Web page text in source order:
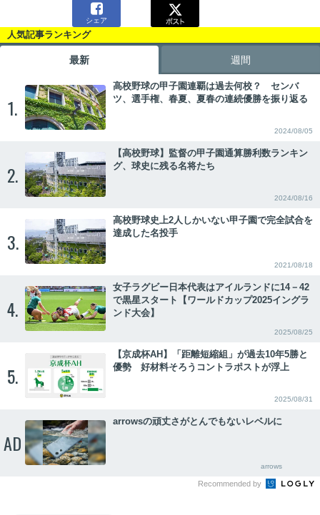

シェア
人気記事ランキング
最新 週間
1.
高校野球の甲子園連覇は過去何校？ センバ
ツ、選手権、春夏、夏春の連続優勝を振り返る
2024/08/05
2.
【高校野球】監督の甲子園通算勝利数ランキン
グ、球史に残る名将たち
2024/08/16
3.
高校野球史上2人しかいない甲子園で完全試合を
達成した名投手
2021/08/18
4.
女子ラグビー日本代表はアイルランドに14－42
で黒星スタート【ワールドカップ2025イングラ
ンド大会】
2025/08/25
5.
【京成杯AH】「距離短縮組」が過去10年5勝と
優勢 好材料そろうコントラポストが浮上
2025/08/31
AD
arrowsの頑丈さがとんでもないレベルに
arrows
Recommended by